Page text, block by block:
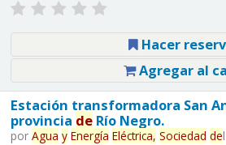
Hacer
Agregar al
Estación transformadora San
provincia deRío Negro.
por Agua y Energía Eléctrica, Sociedad del